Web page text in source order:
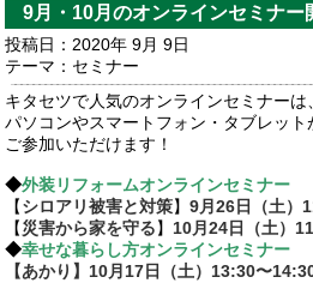
9月・10月のオンラインセミナー
投稿日：2020年 9月 9日
テーマ： セミナー
キタセツで人気のオンラインセミナーは
パソコンやスマートフォン・タブレッ
ご参加いただけます！
◆外装リフォームオンラインセミナー
【シロアリ被害と対策】9月26日（土）
【災害から家を守る】10月24日（土）
◆幸せな暮らし方オンラインセミナー
【あかり】10月17日（土）13:30〜